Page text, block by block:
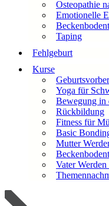
Osteopathie
Emotionelle
Taping
Fehlgeburt
Kurse
Yoga für
Bewegung in
Rückbildung
Fitness für
Basic
Mutter
Vater Werden